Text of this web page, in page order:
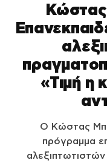
«Τιμή η
Ο Κώστας
πρόγραμμα